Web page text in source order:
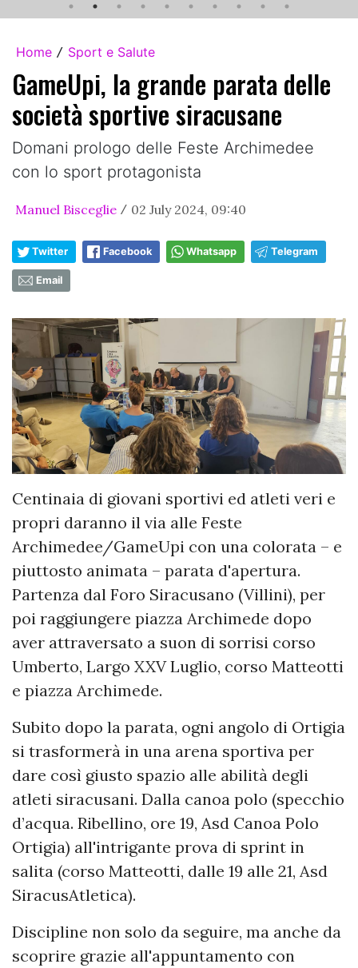
Home / Sport e Salute
GameUpi, la grande parata delle
società sportive siracusane
Domani prologo delle Feste Archimedee
con lo sport protagonista
Manuel Bisceglie / 02 July 2024, 09:40
Twitter Facebook Whatsapp Telegram
Email
Centinaia di giovani sportivi ed atleti veri e
propri daranno il via alle Feste
Archimedee/GameUpi con una colorata – e
piuttosto animata – parata d'apertura.
Partenza dal Foro Siracusano (Villini), per
poi raggiungere piazza Archimede dopo
aver attraversato a suon di sorrisi corso
Umberto, Largo XXV Luglio, corso Matteotti
e piazza Archimede.
Subito dopo la parata, ogni angolo di Ortigia
si trasformerà in una arena sportiva per
dare così giusto spazio alle abilità degli
atleti siracusani. Dalla canoa polo (specchio
d’acqua. Ribellino, ore 19, Asd Canoa Polo
Ortigia) all'intrigante prova di sprint in
salita (corso Matteotti, dalle 19 alle 21, Asd
SiracusAtletica).
Discipline non solo da seguire, ma anche da
scoprire grazie all'appuntamento con